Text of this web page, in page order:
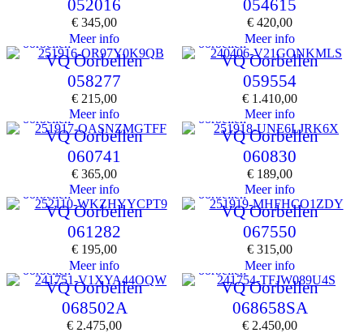
052016
€ 345,00
Meer info
054615
€ 420,00
Meer info
oorbellen
VQ Oorbellen
058277
€ 215,00
Meer info
oorbellen
VQ Oorbellen
059554
€ 1.410,00
Meer info
oorbellen
VQ Oorbellen
060741
€ 365,00
Meer info
oorbellen
VQ Oorbellen
060830
€ 189,00
Meer info
oorbellen
VQ Oorbellen
061282
€ 195,00
Meer info
oorbellen
VQ Oorbellen
067550
€ 315,00
Meer info
oorbellen
VQ Oorbellen
068502A
€ 2.475,00
oorbellen
VQ Oorbellen
068658SA
€ 2.450,00